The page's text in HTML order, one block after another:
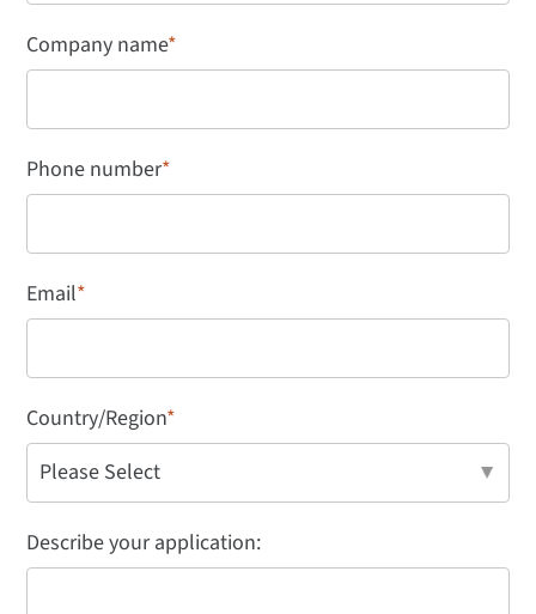
Company name*
Phone number*
Email*
Country/Region*
Describe your application: